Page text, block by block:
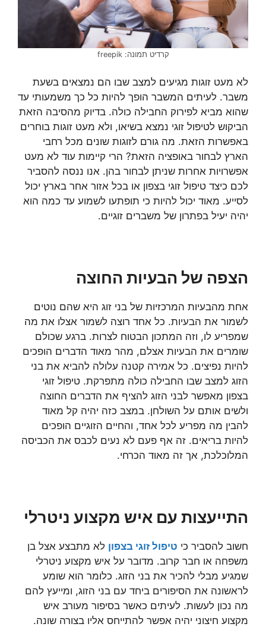
קרדיט תמונה: freepik
לא מעט זוגות מגיעים למצב שבו הם נמצאים בשעת
משבר. לעיתים המשבר הופך להיות כל כך משמעותי עד
שהוא מביא לפירוק החבילה כולה. בדיוק מהסיבה הזאת
הביקוש לטיפול זוגי נמצא בשיאו, ולא מעט זוגות בוחרים
באפשרות הזאת. מה גורם לזוגות שונים מכל רחבי
הארץ לבחור באופציה הזאת? הרי קיימות עוד לא מעט
אפשרויות אחרות שניתן לבחור בהן. אנו ננסה להסביר
לכם כיצד טיפול זוגי בצפון או בכל אזור אחר בארץ יכול
לסייע. מאוד יכול להיות כי תופתעו לשמוע עד כמה הוא
יהיה יעיל בפתרון של משברים זוגיים.
הצפה של הבעיות החוצה
אחת מהבעיות המרכזיות של בני זוג היא שהם נוטים
לשמור את הבעיות. כל אחד רוצה לשמור אצלו את מה
שמפריע לו, וזה המתכון הבטוח לצרות. ברגע שכולם
שומרים את הבעיות אצלם, מהר מאוד הדברים הופכים
להיות נפיצים. כל אמירה קטנה עלולה להביא את בני
הזוג למצב שבו החבילה כולה מתפרקת. טיפול זוגי
בצפון מאפשר לבני הזוג להציף את הדברים החוצה
ולשים אותם על השולחן. במצב כזה יהיה קל מאוד
להבין מה מפריע לכל אחד, והחיים הזוגיים הופכים
להיות בריאים. זה אף פעם לא נעים לכבס את הכביסה
המלוכלכת, אך זה מאוד הכרחי.
התייעצות עם איש מקצוע ניטרלי
חשוב להסביר כי טיפול זוגי בצפון לא מתבצע אצל בן
משפחה או חבר קרוב. מדובר על איש מקצוע ניטרלי
שמגיע מבלי להכיר את בני הזוג. כלומר הוא שומע
לראשונה את הסיפורים ביחד עם בני הזוג, ומייעץ להם
מה נכון לעשות. לעיתים כאשר בסיפור מעורב איש
מקצוע חיצוני יהיה אפשר להתייחס אליו בצורה שונה.